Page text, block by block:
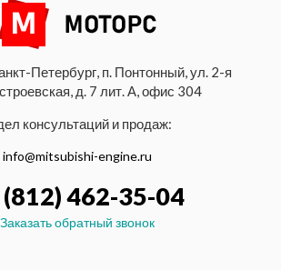
Петербург, п. Понтонный, ул. 2-я
д. 7 лит. А, офис 304
консультаций и продаж:
info@mitsubishi-engine.ru
(812) 462-35-04
Заказать обратный звонок